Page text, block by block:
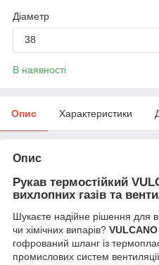
Діаметр
38
В наявності
Опис Характеристики
Опис
Рукав термостійкий
вихлопних газів та
Шукаєте надійне рішення для
чи хімічних випарів?
гофрований шланг із
промислових систем